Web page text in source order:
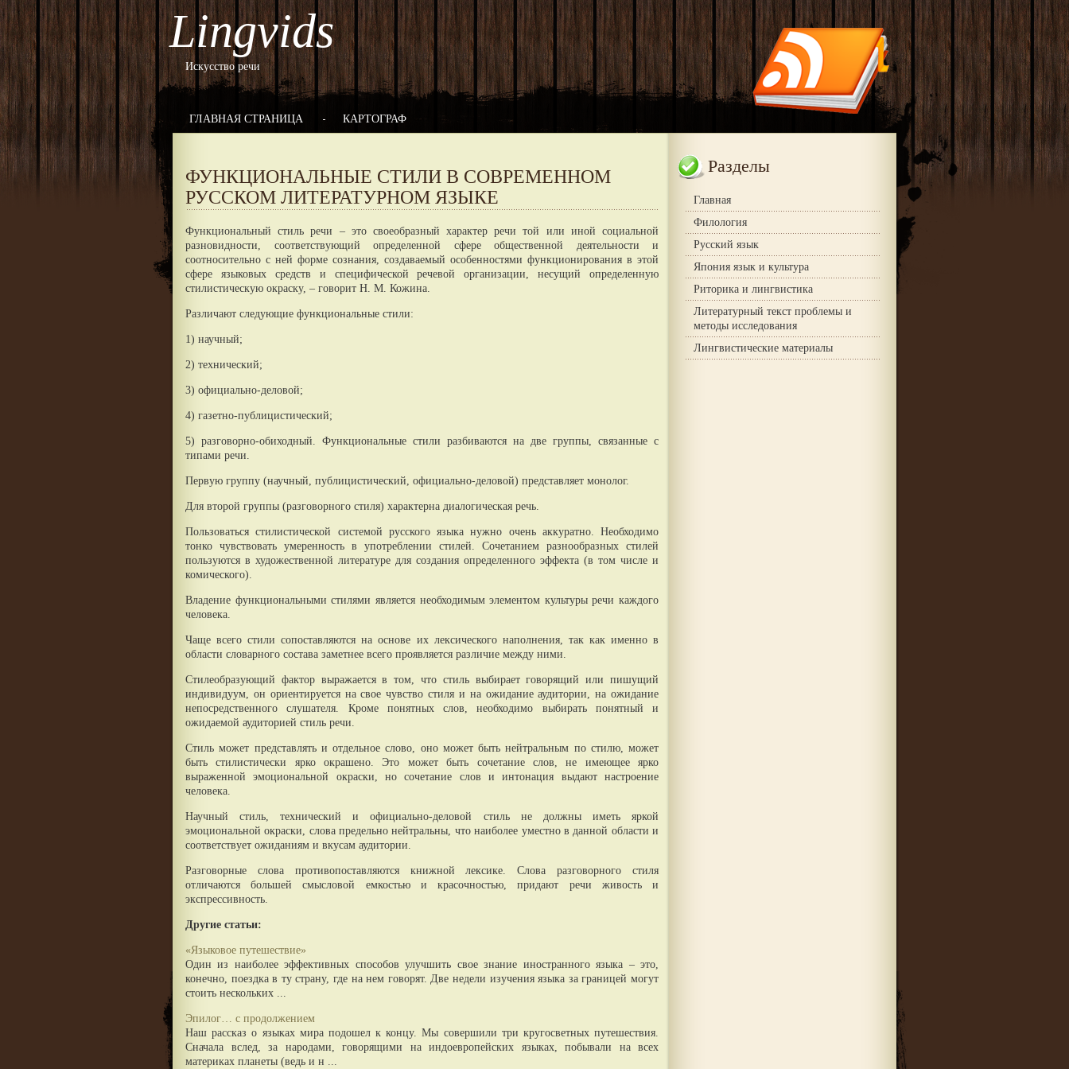
Lingvids
Искусство речи
ГЛАВНАЯ СТРАНИЦА КАРТОГРАФ
ФУНКЦИОНАЛЬНЫЕ СТИЛИ В СОВРЕМЕННОМ
РУССКОМ ЛИТЕРАТУРНОМ ЯЗЫКЕ
Функциональный стиль речи – это своеобразный характер речи той или иной социальной
разновидности, соответствующий определенной сфере общественной деятельности и
соотносительно с ней форме сознания, создаваемый особенностями функционирования в этой
сфере языковых средств и специфической речевой организации, несущий определенную
стилистическую окраску, – говорит Н. М. Кожина.
Различают следующие функциональные стили:
1) научный;
2) технический;
3) официально-деловой;
4) газетно-публицистический;
5) разговорно-обиходный. Функциональные стили разбиваются на две группы, связанные с
типами речи.
Первую группу (научный, публицистический, официально-деловой) представляет монолог.
Для второй группы (разговорного стиля) характерна диалогическая речь.
Пользоваться стилистической системой русского языка нужно очень аккуратно. Необходимо
тонко чувствовать умеренность в употреблении стилей. Сочетанием разнообразных стилей
пользуются в художественной литературе для создания определенного эффекта (в том числе и
комического).
Владение функциональными стилями является необходимым элементом культуры речи каждого
человека.
Чаще всего стили сопоставляются на основе их лексического наполнения, так как именно в
области словарного состава заметнее всего проявляется различие между ними.
Стилеобразующий фактор выражается в том, что стиль выбирает говорящий или пишущий
индивидуум, он ориентируется на свое чувство стиля и на ожидание аудитории, на ожидание
непосредственного слушателя. Кроме понятных слов, необходимо выбирать понятный и
ожидаемой аудиторией стиль речи.
Стиль может представлять и отдельное слово, оно может быть нейтральным по стилю, может
быть стилистически ярко окрашено. Это может быть сочетание слов, не имеющее ярко
выраженной эмоциональной окраски, но сочетание слов и интонация выдают настроение
человека.
Научный стиль, технический и официально-деловой стиль не должны иметь яркой
эмоциональной окраски, слова предельно нейтральны, что наиболее уместно в данной области и
соответствует ожиданиям и вкусам аудитории.
Разговорные слова противопоставляются книжной лексике. Слова разговорного стиля
отличаются большей смысловой емкостью и красочностью, придают речи живость и
экспрессивность.
Другие статьи:
«Языковое путешествие»
Один из наиболее эффективных способов улучшить свое знание иностранного языка – это,
конечно, поездка в ту страну, где на нем говорят. Две недели изучения языка за границей могут
стоить нескольких ...
Эпилог… с продолжением
Наш рассказ о языках мира подошел к концу. Мы совершили три кругосветных путешествия.
Сначала вслед, за народами, говорящими на индоевропейских языках, побывали на всех
материках планеты (ведь и н ...
Разделы
Главная
Филология
Русский язык
Япония язык и культура
Риторика и лингвистика
Литературный текст проблемы и
методы исследования
Лингвистические материалы